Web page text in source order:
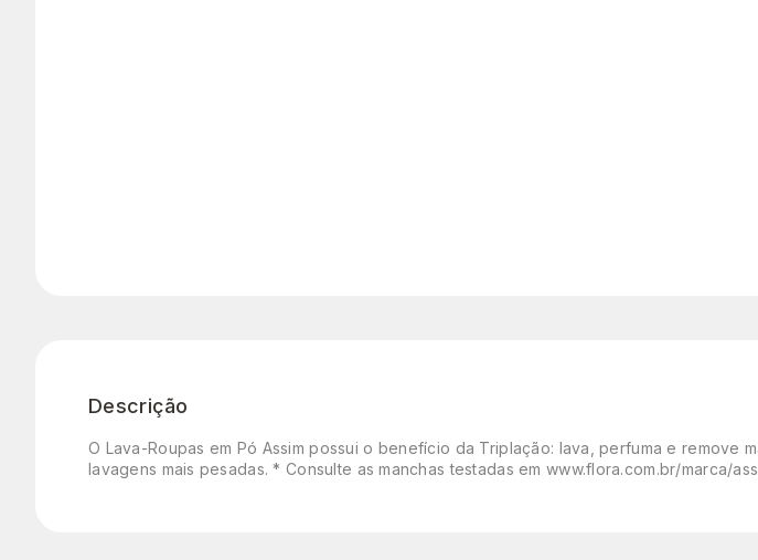
Descrição
O Lava-Roupas em Pó Assim possui o benefício da Triplação: lava, perfuma e remove
lavagens mais pesadas. * Consulte as manchas testadas em www.flora.com.br/marca/